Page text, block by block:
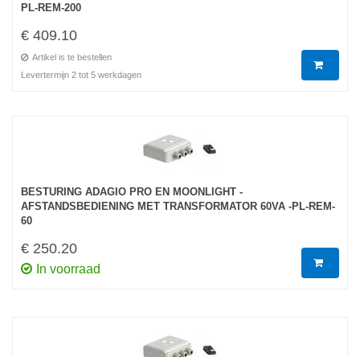
PL-REM-200
€ 409.10
Artikel is te bestellen
Levertermijn 2 tot 5 werkdagen
BESTURING ADAGIO PRO EN MOONLIGHT -
AFSTANDSBEDIENING MET TRANSFORMATOR 60VA -PL-REM-
60
€ 250.20
In voorraad